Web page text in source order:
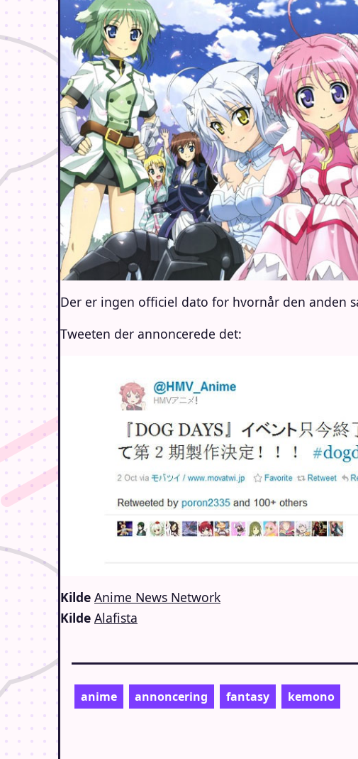
Der er ingen officiel dato for hvornår den anden
Tweeten der annoncerede det:
Kilde Anime News Network
Kilde Alafista
anime annoncering fantasy kemono